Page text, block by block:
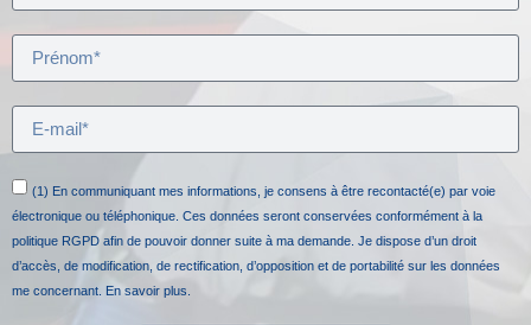
(1) En communiquant mes informations, je consens à être recontacté(e) par voie
électronique ou téléphonique. Ces données seront conservées conformément à la
politique RGPD afin de pouvoir donner suite à ma demande. Je dispose d’un droit
d’accès, de modification, de rectification, d’opposition et de portabilité sur les données
me concernant. En savoir plus.